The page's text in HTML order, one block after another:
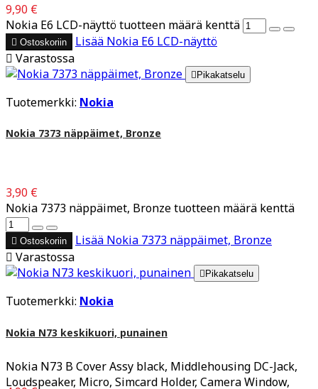
9,90 €
Nokia E6 LCD-näyttö tuotteen määrä kenttä
 Ostoskoriin Lisää Nokia E6 LCD-näyttö
 Varastossa
 Pikakatselu
Tuotemerkki: Nokia
Nokia 7373 näppäimet, Bronze
3,90 €
Nokia 7373 näppäimet, Bronze tuotteen määrä kenttä
 Ostoskoriin Lisää Nokia 7373 näppäimet, Bronze
 Varastossa
 Pikakatselu
Tuotemerkki: Nokia
Nokia N73 keskikuori, punainen
Nokia N73 B Cover Assy black, Middlehousing DC-Jack,
Loudspeaker, Micro, Simcard Holder, Camera Window,